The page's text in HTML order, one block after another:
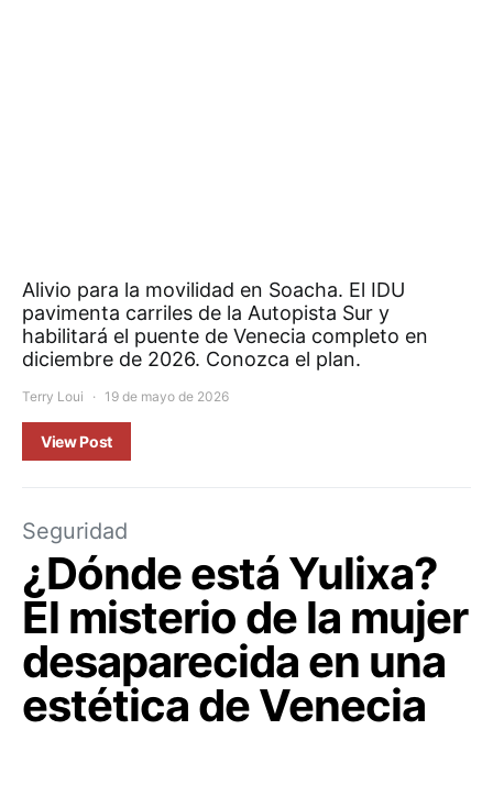
Alivio para la movilidad en Soacha. El IDU
pavimenta carriles de la Autopista Sur y
habilitará el puente de Venecia completo en
diciembre de 2026. Conozca el plan.
Terry Loui 19 de mayo de 2026
View Post
Seguridad
¿Dónde está Yulixa?
El misterio de la mujer
desaparecida en una
estética de Venecia